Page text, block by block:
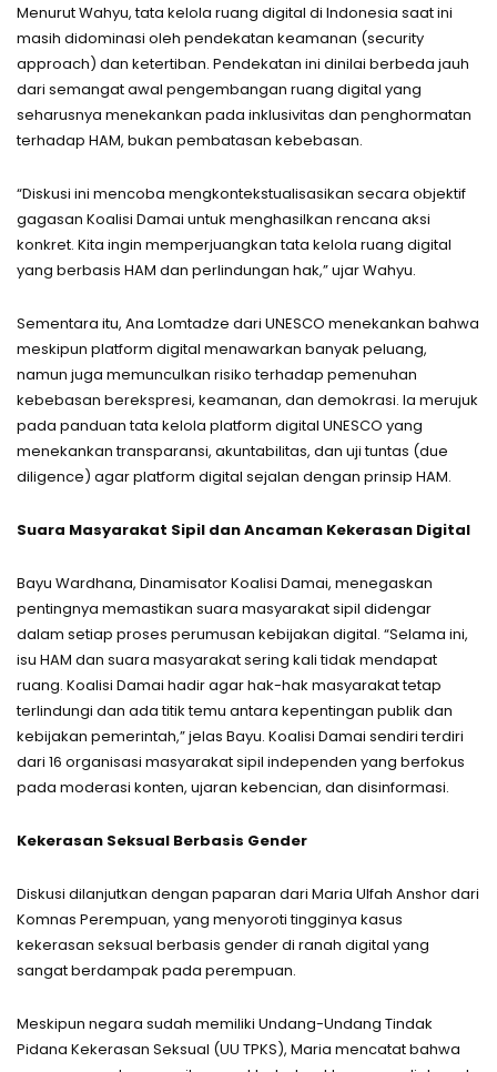
Menurut Wahyu, tata kelola ruang digital di Indonesia saat ini
masih didominasi oleh pendekatan keamanan (security
approach) dan ketertiban. Pendekatan ini dinilai berbeda jauh
dari semangat awal pengembangan ruang digital yang
seharusnya menekankan pada inklusivitas dan penghormatan
terhadap HAM, bukan pembatasan kebebasan.
“Diskusi ini mencoba mengkontekstualisasikan secara objektif
gagasan Koalisi Damai untuk menghasilkan rencana aksi
konkret. Kita ingin memperjuangkan tata kelola ruang digital
yang berbasis HAM dan perlindungan hak,” ujar Wahyu.
Sementara itu, Ana Lomtadze dari UNESCO menekankan bahwa
meskipun platform digital menawarkan banyak peluang,
namun juga memunculkan risiko terhadap pemenuhan
kebebasan berekspresi, keamanan, dan demokrasi. Ia merujuk
pada panduan tata kelola platform digital UNESCO yang
menekankan transparansi, akuntabilitas, dan uji tuntas (due
diligence) agar platform digital sejalan dengan prinsip HAM.
Suara Masyarakat Sipil dan Ancaman Kekerasan Digital
Bayu Wardhana, Dinamisator Koalisi Damai, menegaskan
pentingnya memastikan suara masyarakat sipil didengar
dalam setiap proses perumusan kebijakan digital. “Selama ini,
isu HAM dan suara masyarakat sering kali tidak mendapat
ruang. Koalisi Damai hadir agar hak-hak masyarakat tetap
terlindungi dan ada titik temu antara kepentingan publik dan
kebijakan pemerintah,” jelas Bayu. Koalisi Damai sendiri terdiri
dari 16 organisasi masyarakat sipil independen yang berfokus
pada moderasi konten, ujaran kebencian, dan disinformasi.
Kekerasan Seksual Berbasis Gender
Diskusi dilanjutkan dengan paparan dari Maria Ulfah Anshor dari
Komnas Perempuan, yang menyoroti tingginya kasus
kekerasan seksual berbasis gender di ranah digital yang
sangat berdampak pada perempuan.
Meskipun negara sudah memiliki Undang-Undang Tindak
Pidana Kekerasan Seksual (UU TPKS), Maria mencatat bahwa